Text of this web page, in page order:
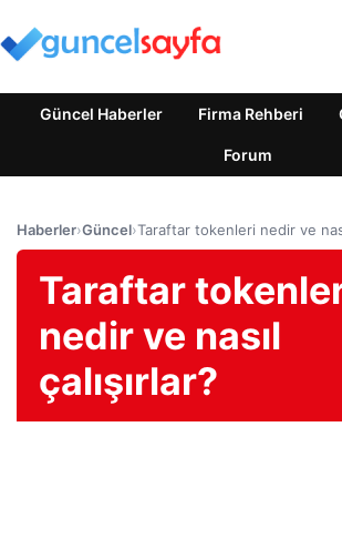
Güncel Haberler Firma Rehberi
Forum
Haberler›Güncel›Taraftar tokenleri nedir ve
Taraftar
nedir ve nasıl
çalışırlar?